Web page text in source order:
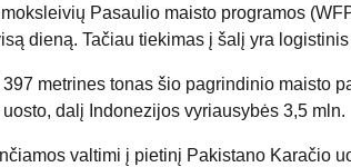
Pasaulio maisto programos
dieną. Tačiau tiekimas į šalį yra
metrines tonas šio pagrindinio maisto
dalį Indonezijos vyriausybės 3,5 mln.
valtimi į pietinį Pakistano Karačio